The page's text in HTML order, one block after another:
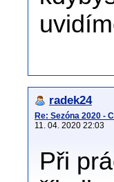
radek24
Re: Sezóna 2020 -
11. 04. 2020 22:03
Při